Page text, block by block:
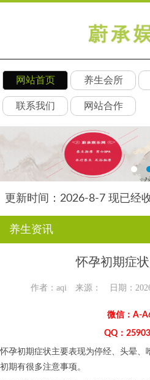
网站首页 养生会所
联系我们 网站合作
更新时间：2026-8-7 现已经
养生资讯
怀孕初期症
作者：aqi 来源： 日期：
微信：A-
QQ：
怀孕初期症状主要表现为停经、头晕
初期有很多注意事项。